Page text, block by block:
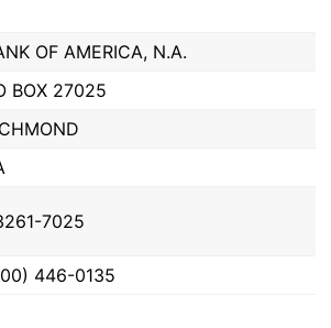
OF AMERICA, N.A.
BOX 27025
7025
446-0135